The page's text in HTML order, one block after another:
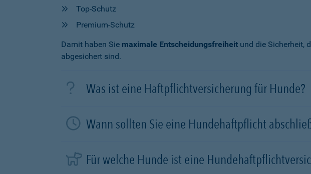
Top-Schutz
Premium-Schutz
Damit haben Sie maximale Entscheidungsfreiheit und die Sicherheit,
abgesichert sind.
Was ist eine Haftpflichtversicherung für Hunde?
Wann sollten Sie eine Hundehaftpflicht
Für welche Hunde ist eine